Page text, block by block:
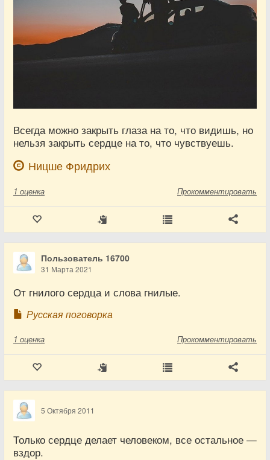
Всегда можно закрыть глаза на то, что видишь, но
нельзя закрыть сердце на то, что чувствуешь.
Ницше Фридрих
1 оценка Прокомментировать
Пользователь 16700
31 Марта 2021
От гнилого сердца и слова гнилые.
Русская поговорка
1 оценка Прокомментировать
5 Октября 2011
Только сердце делает человеком, все остальное —
вздор.